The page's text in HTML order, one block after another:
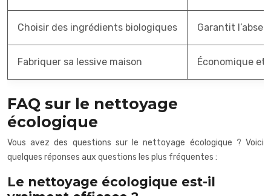
Choisir des ingrédients biologiques Garantit
Fabriquer sa lessive maison Économique et
FAQ sur le nettoyage
écologique
Vous avez des questions sur le nettoyage écologique ? Voici
quelques réponses aux questions les plus fréquentes :
Le nettoyage écologique est-il